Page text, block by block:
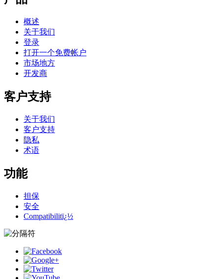
概述
关于我们
登录
打开一个免费帐户
市场地方
开发商
客户支持
关于我们
客户支持
隐私
术语
功能
担保
安全
Compatibilitï¿½